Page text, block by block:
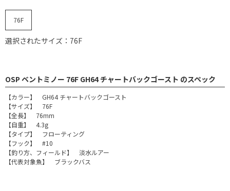
76F
選択されたサイズ：76F
OSP ベントミノー 76F GH64 チャートバックゴースト のスペック
【カラー】 GH64 チャートバックゴースト
【サイズ】 76F
【全長】 76mm
【自重】 4.3g
【タイプ】 フローティング
【フック】 #10
【釣り方、フィールド】 淡水ルアー
【代表対象魚】 ブラックバス